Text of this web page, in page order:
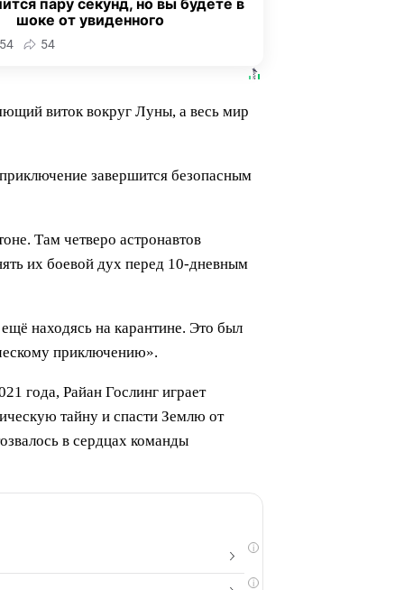
пару секунд, но вы будете в
шоке от увиденного
54
виток вокруг Луны, а весь мир
завершится безопасным
Там четверо астронавтов
их боевой дух перед 10-дневным
находясь на карантине. Это был
приключению».
года, Райан Гослинг играет
тайну и спасти Землю от
в сердцах команды
i
i